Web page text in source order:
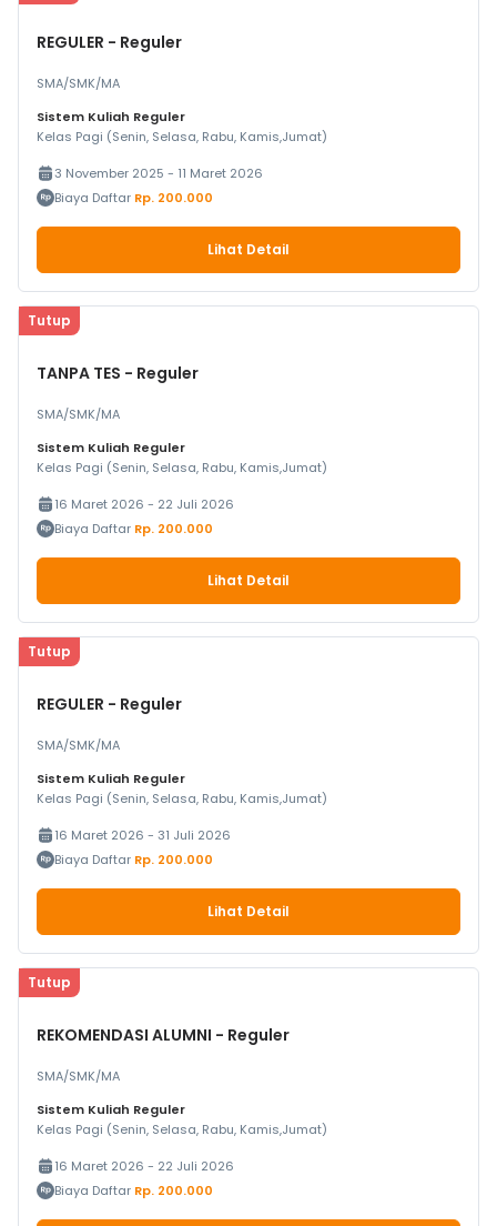
REGULER - Reguler
SMA/SMK/MA
Sistem Kuliah Reguler
Kelas Pagi (Senin, Selasa, Rabu, Kamis,Jumat)
3 November 2025 - 11 Maret 2026
Biaya Daftar Rp. 200.000
Lihat Detail
Tutup
TANPA TES - Reguler
SMA/SMK/MA
Sistem Kuliah Reguler
Kelas Pagi (Senin, Selasa, Rabu, Kamis,Jumat)
16 Maret 2026 - 22 Juli 2026
Biaya Daftar Rp. 200.000
Lihat Detail
Tutup
REGULER - Reguler
SMA/SMK/MA
Sistem Kuliah Reguler
Kelas Pagi (Senin, Selasa, Rabu, Kamis,Jumat)
16 Maret 2026 - 31 Juli 2026
Biaya Daftar Rp. 200.000
Lihat Detail
Tutup
REKOMENDASI ALUMNI - Reguler
SMA/SMK/MA
Sistem Kuliah Reguler
Kelas Pagi (Senin, Selasa, Rabu, Kamis,Jumat)
16 Maret 2026 - 22 Juli 2026
Biaya Daftar Rp. 200.000